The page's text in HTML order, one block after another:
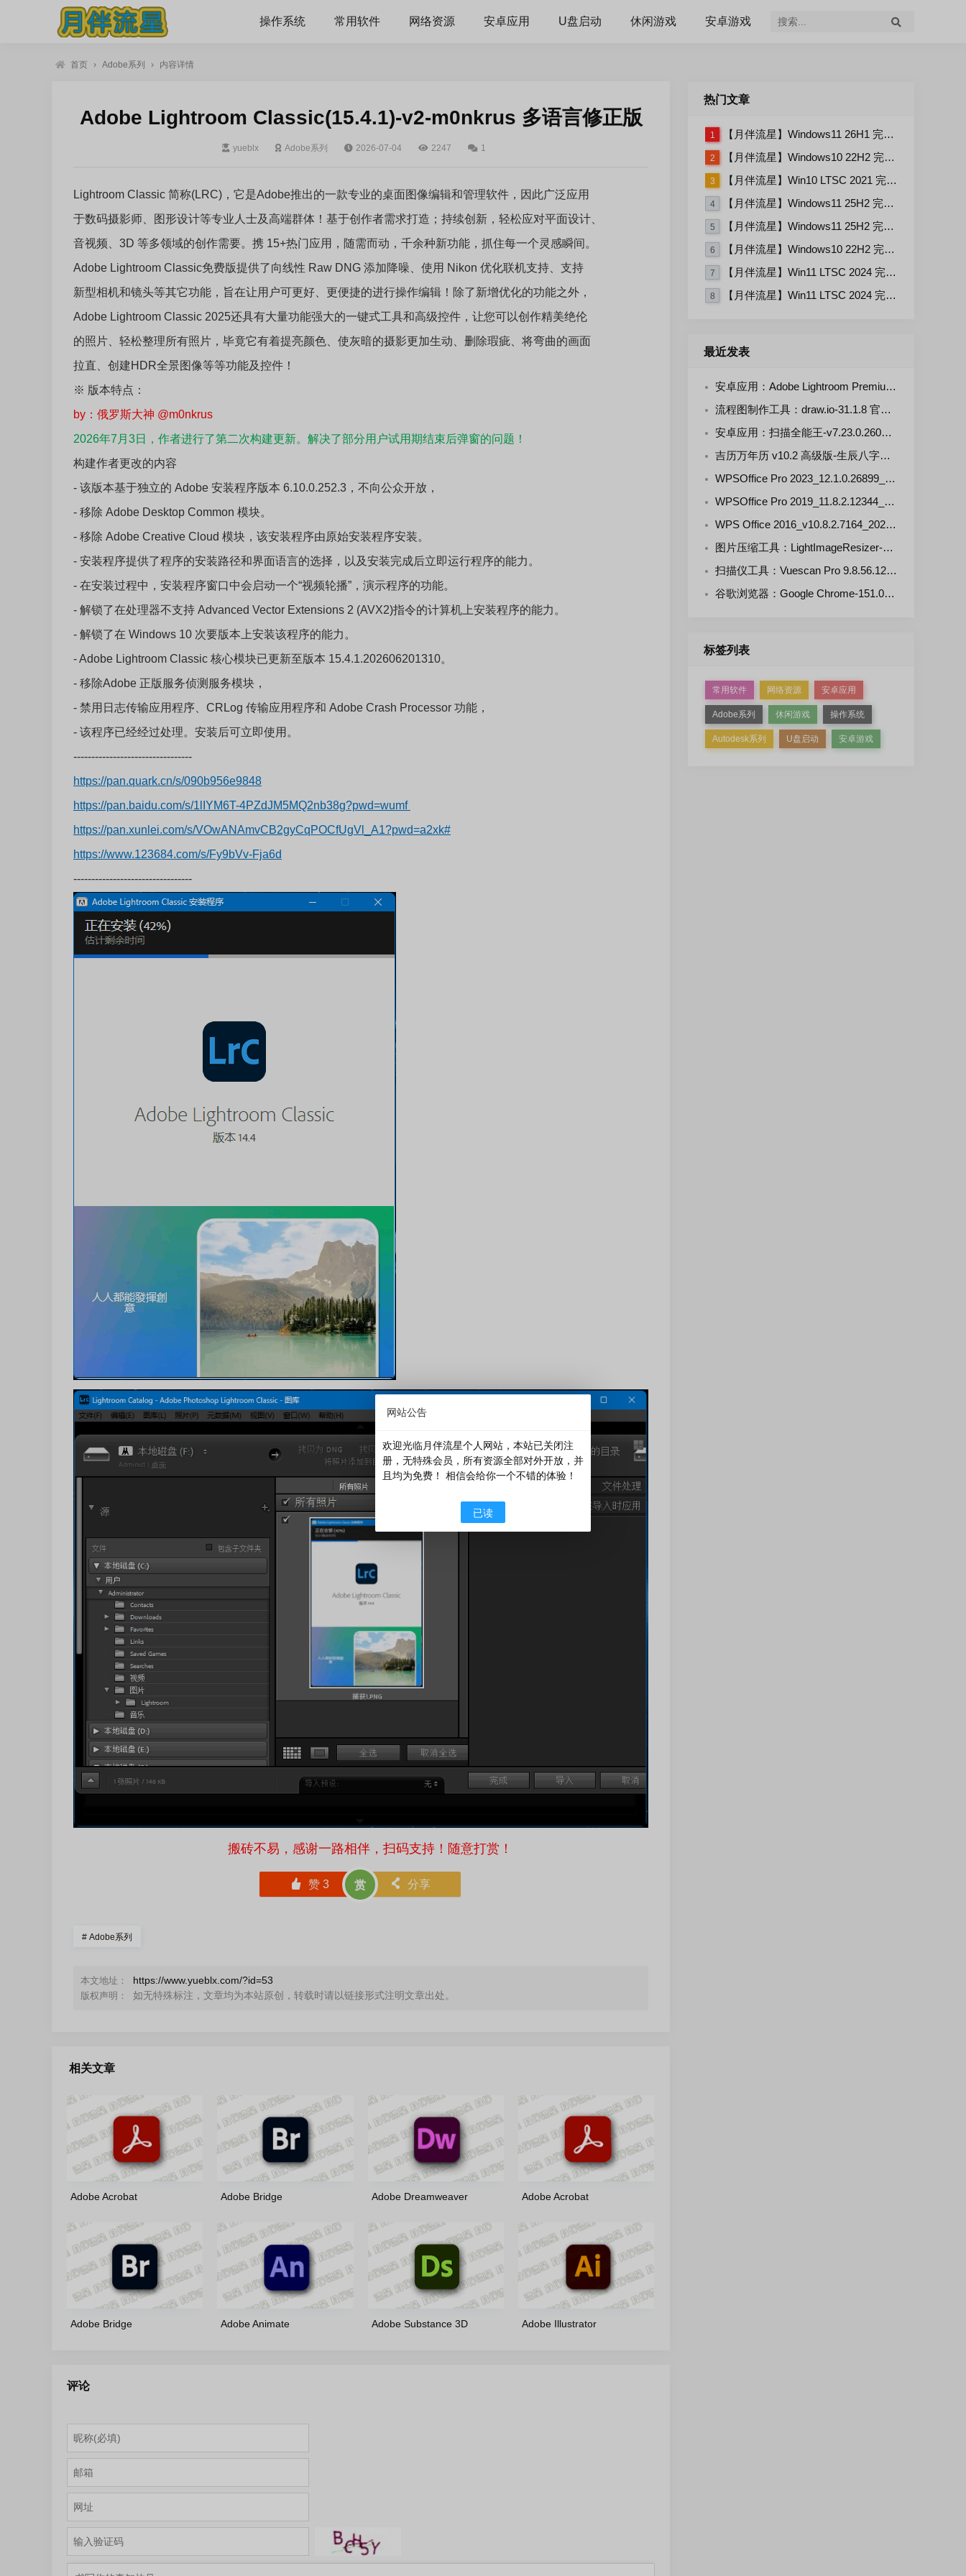
操作系统 常用软件 网络资源 安卓应用 U盘启动 休闲游戏 安卓游戏
首页 › Adobe系列 › 内容详情
Adobe Lightroom Classic(15.4.1)-v2-m0nkrus 多语言修正版
yueblx Adobe系列 2026-07-04 2247 1
Lightroom Classic 简称(LRC)，它是Adobe推出的一款专业的桌面图像编辑和管理软件，因此广泛应用
于数码摄影师、图形设计等专业人士及高端群体！基于创作者需求打造；持续创新，轻松应对平面设计、
音视频、3D 等多领域的创作需要。携 15+热门应用，随需而动，千余种新功能，抓住每一个灵感瞬间。
Adobe Lightroom Classic免费版提供了向线性 Raw DNG 添加降噪、使用 Nikon 优化联机支持、支持
新型相机和镜头等其它功能，旨在让用户可更好、更便捷的进行操作编辑！除了新增优化的功能之外，
Adobe Lightroom Classic 2025还具有大量功能强大的一键式工具和高级控件，让您可以创作精美绝伦
的照片、轻松整理所有照片，毕竟它有着提亮颜色、使灰暗的摄影更加生动、删除瑕疵、将弯曲的画面
拉直、创建HDR全景图像等等功能及控件！
※ 版本特点：
by：俄罗斯大神 @m0nkrus
2026年7月3日，作者进行了第二次构建更新。解决了部分用户试用期结束后弹窗的问题！
构建作者更改的内容
- 该版本基于独立的 Adobe 安装程序版本 6.10.0.252.3，不向公众开放，
- 移除 Adobe Desktop Common 模块。
- 移除 Adobe Creative Cloud 模块，该安装程序由原始安装程序安装。
- 安装程序提供了程序的安装路径和界面语言的选择，以及安装完成后立即运行程序的能力。
- 在安装过程中，安装程序窗口中会启动一个“视频轮播”，演示程序的功能。
- 解锁了在处理器不支持 Advanced Vector Extensions 2 (AVX2)指令的计算机上安装程序的能力。
- 解锁了在 Windows 10 次要版本上安装该程序的能力。
- Adobe Lightroom Classic 核心模块已更新至版本 15.4.1.202606201310。
- 移除Adobe 正版服务侦测服务模块，
- 禁用日志传输应用程序、CRLog 传输应用程序和 Adobe Crash Processor 功能，
- 该程序已经经过处理。安装后可立即使用。
---------------------------------
https://pan.quark.cn/s/090b956e9848
https://pan.baidu.com/s/1lIYM6T-4PZdJM5MQ2nb38g?pwd=wumf
https://pan.xunlei.com/s/VOwANAmvCB2gyCqPOCfUgVl_A1?pwd=a2xk#
https://www.123684.com/s/Fy9bVv-Fja6d
---------------------------------
搬砖不易，感谢一路相伴，扫码支持！随意打赏！
󰄼 赞 3 赏 󰄯 分享
# Adobe系列
本文地址： https://www.yueblx.com/?id=53
版权声明： 如无特殊标注，文章均为本站原创，转载时请以链接形式注明文章出处。
相关文章
Adobe Acrobat
2026(26.1.21771)-x86/x64-
m0nkrus 多语言版
Adobe Bridge
2026(16.0.6.9)-m0nkrus 多语
言版
Adobe Dreamweaver
2021(21.8.1.15907)-m0nkrus
多语言版
Adobe Acrobat
2026(26.1.21745)-x86/x64-
by7997 绿色便携版
Adobe Bridge
Adobe Animate
Adobe Substance 3D
Adobe Illustrator
评论
热门文章
1 【月伴流星】Windows11 26H1 完整+适量精简多合一安装版2026.07
2 【月伴流星】Windows10 22H2 完整+适量精简多合一安装版2026.06
3 【月伴流星】Win10 LTSC 2021 完整+适量精简多合一安装版2026.03
4 【月伴流星】Windows11 25H2 完整+适量精简多合一安装版2026.06
5 【月伴流星】Windows11 25H2 完整+适量精简多合一安装版2026.08
6 【月伴流星】Windows10 22H2 完整+适量精简多合一安装版2026.08
7 【月伴流星】Win11 LTSC 2024 完整+适量精简多合一安装版2026.08
8 【月伴流星】Win11 LTSC 2024 完整+适量精简多合一安装版2026.06
最近发表
安卓应用：Adobe Lightroom Premium-v11.5.0(711105000) 解锁版
流程图制作工具：draw.io-31.1.8 官方正式版
安卓应用：扫描全能王-v7.23.0.2607290000-VIP 解锁版
吉历万年历 v10.2 高级版-生辰八字，择日禁忌，运势财运
WPSOffice Pro 2023_12.1.0.26899_20260806 雨糖科技特别版
WPSOffice Pro 2019_11.8.2.12344_20260806 雨糖科技特别版
WPS Office 2016_v10.8.2.7164_20260806 雨糖科技特别版
图片压缩工具：LightImageResizer-v7.6.5.176 绿色版
扫描仪工具：Vuescan Pro 9.8.56.12 中文绿色便携版
谷歌浏览器：Google Chrome-151.0.7922.109 官方正式版+便携增强版
标签列表
常用软件 网络资源 安卓应用
Adobe系列 休闲游戏 操作系统
Autodesk系列 U盘启动 安卓游戏
网站公告
欢迎光临月伴流星个人网站，本站已关闭注
册，无特殊会员，所有资源全部对外开放，并
且均为免费！ 相信会给你一个不错的体验！
已读